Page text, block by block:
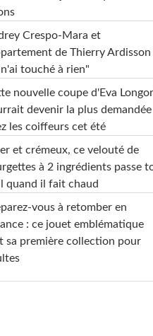
Crespo-Mara et
de Thierry Ardisson
n'ai touché à rien"
nouvelle coupe d'Eva
devenir la plus demandée
les coiffeurs cet été
et crémeux, ce velouté de
à 2 ingrédients passe
quand il fait chaud
vous à retomber en
: ce jouet emblématique
sa première collection pour